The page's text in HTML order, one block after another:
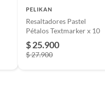
PELIKAN
Resaltadores Pastel
Pétalos Textmarker x 10
$ 25.900
$ 27.900